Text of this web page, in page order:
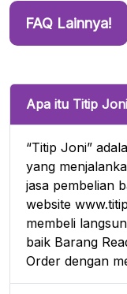
FAQ Lainnya!
Apa itu Titip
“Titip Joni”
yang
jasa pembelian
website
membeli
baik Barang
Order dengan